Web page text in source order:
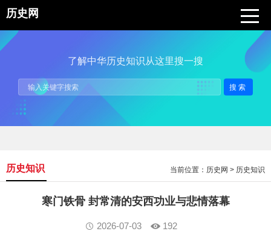
历史网
了解中华历史知识从这里搜一搜
搜索
当前位置： 历史网 > 历史知识
历史知识
寒门铁骨 封常清的安西功业与悲情落幕
2026-07-03 192